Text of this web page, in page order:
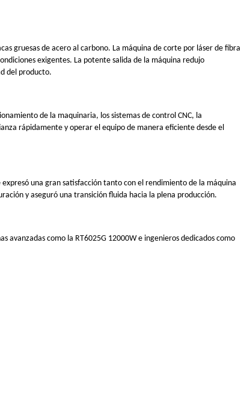
gruesas de acero al carbono. La máquina de corte por láser de fibra
exigentes. La potente salida de la máquina redujo
del producto.
de la maquinaria, los sistemas de control CNC, la
rápidamente y operar el equipo de manera eficiente desde el
una gran satisfacción tanto con el rendimiento de la máquina
y aseguró una transición fluida hacia la plena producción.
avanzadas como la RT6025G 12000W e ingenieros dedicados como